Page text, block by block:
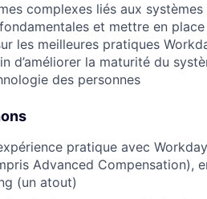
complexes liés aux
et mettre en
les meilleures pratiques
d’améliorer la maturité du
des personnes
pratique avec
Advanced Compensation),
(un atout)